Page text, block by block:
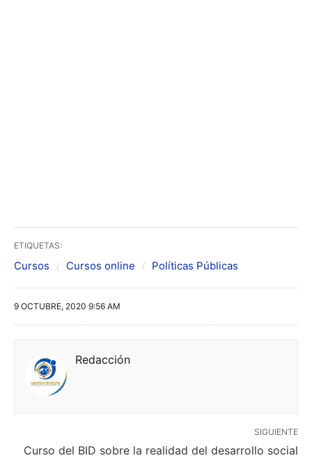
ETIQUETAS:
Cursos Cursos online Políticas Públicas
9 OCTUBRE, 2020 9:56 AM
Redacción
SIGUIENTE
Curso del BID sobre la realidad del desarrollo social